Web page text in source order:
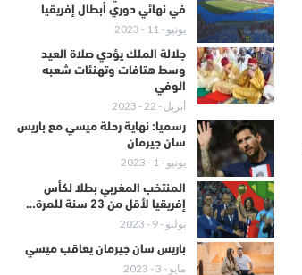
في نهائي دوري أبطال إفريقيا
يونيو - 11 - 2023
جلالة الملك يؤدي صلاة العيد
وسط هتافات وتهنئات شعبه
الوفي
أبريل - 22 - 2023
رسميا: نهاية رحلة ميسي مع باريس
سان جيرمان
يونيو - 1 - 2023
المنتخب المغربي بطلا لكأس
إفريقيا لأقل من 23 سنة للمرة…
يوليو - 9 - 2023
باريس سان جيرمان يعاقب ميسي
مايو - 3 - 2023